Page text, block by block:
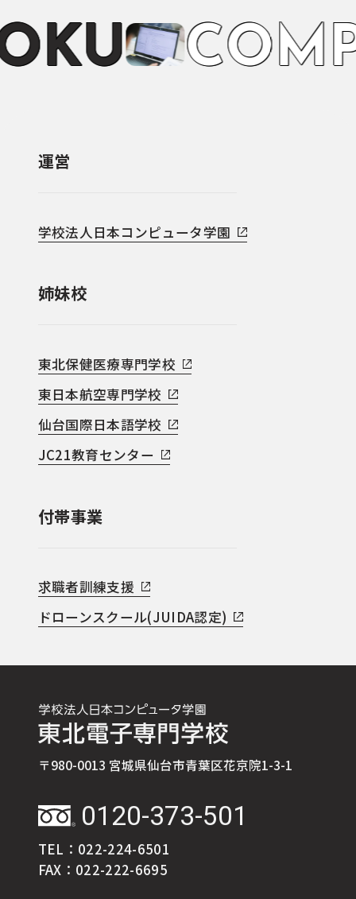
KU COMP
運営
学校法人日本コンピュータ学園
姉妹校
東北保健医療専門学校
東日本航空専門学校
仙台国際日本語学校
JC21教育センター
付帯事業
求職者訓練支援
ドローンスクール(JUIDA認定)
〒980-0013 宮城県仙台市青葉区花京院1-3-1
0120-373-501
TEL：022-224-6501
FAX：022-222-6695